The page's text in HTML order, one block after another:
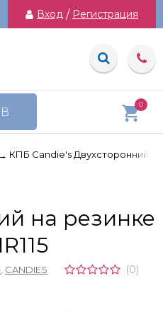
Вход / Регистрация
0
→ КПБ Candie's Двухсторонний на
на резинке
CANDIES (0)